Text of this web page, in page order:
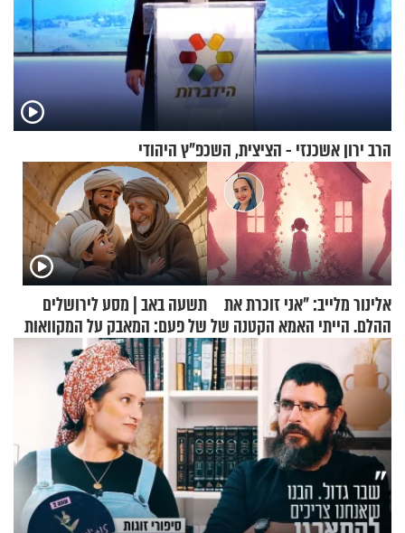
הרב ירון אשכנזי - הציצית, השכפ"ץ היהודי
אלינור מלייב: "אני זוכרת את
ההלם. הייתי האמא הקטנה של
הבית"
תשעה באב | מסע לירושלים
של פעם: המאבק על המקוואות